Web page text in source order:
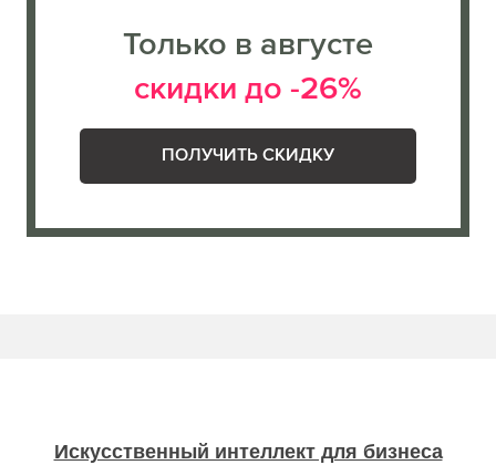
Только в августе
скидки до -26%
ПОЛУЧИТЬ СКИДКУ
Искусственный интеллект для бизнеса